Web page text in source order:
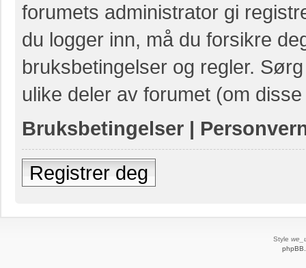
forumets administrator gi
du logger inn, må du forsikre
bruksbetingelser og regler.
ulike deler av forumet (om
Bruksbetingelser |
Registrer deg
Style